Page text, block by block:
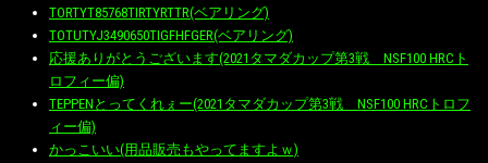
TORTYT85768TIRTYRTTR(ベアリング)
TOTUTYJ3490650TIGFHFGER(ベアリング)
応援ありがとうございます(2021タマダカップ第3戦 NSF100 HRCト
ロフィー偏)
TEPPENとってくれぇー(2021タマダカップ第3戦 NSF100 HRCトロフ
ィー偏)
かっこいい(用品販売もやってますよｗ)